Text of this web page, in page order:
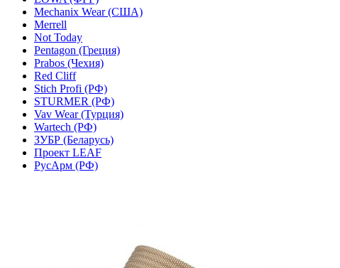
Mechanix Wear (США)
Merrell
Not Today
Pentagon (Греция)
Prabos (Чехия)
Red Cliff
Stich Profi (РФ)
STURMER (РФ)
Vav Wear (Турция)
Wartech (РФ)
ЗУБР (Беларусь)
Проект LEAF
РусАрм (РФ)